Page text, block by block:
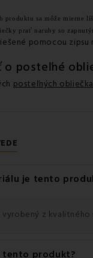
produktu sa môže mierne
prať naruby so
pomocou
posteľné
posteľných
je tento
z kvalitného
tento produkt?